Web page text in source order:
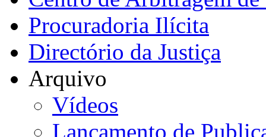
Procuradoria Ilícita
Directório da Justiça
Arquivo
Vídeos
Lançamento de